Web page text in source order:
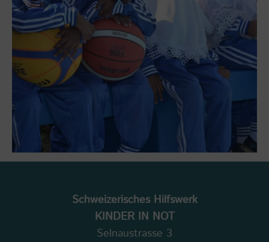
Schweizerisches Hilfswerk
KINDER IN NOT
Selnaustrasse 3